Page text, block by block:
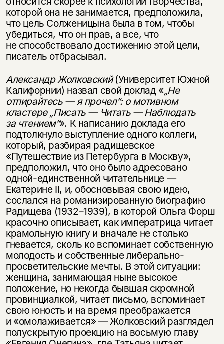
которой она не занимается, предположила,
что цель Солженицына была в том, чтобы
убедиться, что он прав, а все, что
не способствовало достижению этой цели,
писатель отбрасывал.
Александр Жолковский(Университет Южной
Калифорнии) назвал свой доклад «„Не
отпирайтесь — я прочел“: о мотивном
кластере „Писать — Читать — Наблюдать
за чтением“». К написанию доклада его
подтолкнуло выступление одного коллеги,
который, разбирая радищевское
«Путешествие из Петербурга в Москву»,
предположил, что оно было адресовано
одной-единственной читательнице —
Екатерине II, и, обосновывая свою идею,
сослался на романизированную биографию
Радищева (1932–1939), в которой Ольга Форш
красочно описывает, как императрица читает
крамольную книгу и вначале не столько
гневается, сколь ко вспоминает собственную
молодость и собственные либерально-
просветительские мечты. В этой ситуации:
женщина, занимающая ныне высокое
положение, но некогда бывшая скромной
провинциалкой, читает письмо, вспоминает
свою юность и на время преображается
и «омолаживается» — Жолковский разглядел
полускрытую проекцию на восьмую главу